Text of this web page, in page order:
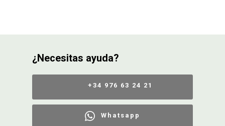
¿Necesitas ayuda?
+34 976 63 24 21
Whatsapp